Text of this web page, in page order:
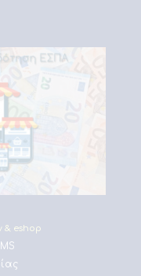
& eshop